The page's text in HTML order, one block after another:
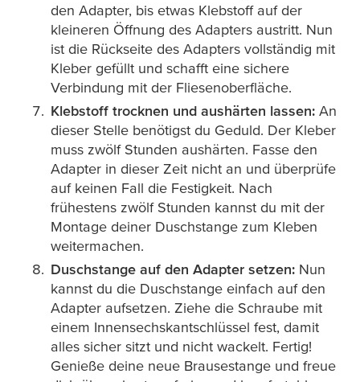
den Adapter, bis etwas Klebstoff auf der
kleineren Öffnung des Adapters austritt. Nun
ist die Rückseite des Adapters vollständig mit
Kleber gefüllt und schafft eine sichere
Verbindung mit der Fliesenoberfläche.
Klebstoff trocknen und aushärten lassen: An
dieser Stelle benötigst du Geduld. Der Kleber
muss zwölf Stunden aushärten. Fasse den
Adapter in dieser Zeit nicht an und überprüfe
auf keinen Fall die Festigkeit. Nach
frühestens zwölf Stunden kannst du mit der
Montage deiner Duschstange zum Kleben
weitermachen.
Duschstange auf den Adapter setzen: Nun
kannst du die Duschstange einfach auf den
Adapter aufsetzen. Ziehe die Schraube mit
einem Innensechskantschlüssel fest, damit
alles sicher sitzt und nicht wackelt. Fertig!
Genieße deine neue Brausestange und freue